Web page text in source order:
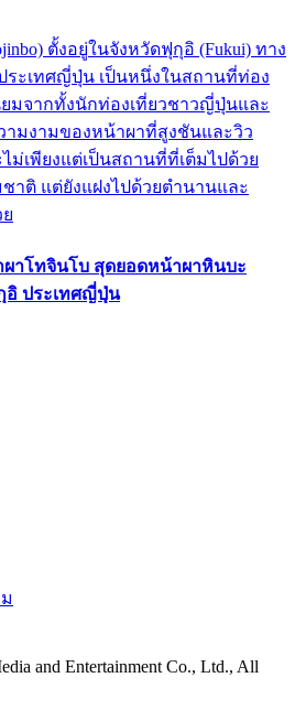
ตั้งอยู่ในจังหวัดฟุกุอิ (Fukui) ทาง
ะเทศญี่ปุ่น เป็นหนึ่งในสถานที่ท่อง
มจากทั้งนักท่องเที่ยวชาวญี่ปุ่นและ
ามงามของหน้าผาที่สูงชันและวิว
เพียงแต่เป็นสถานที่ที่เต็มไปด้วย
าติ แต่ยังแฝงไปด้วยตำนานและ
ผาโทจินโบ สุดยอดหน้าผาหินบะ
อิ ประเทศญี่ปุ่น
and Entertainment Co., Ltd., All